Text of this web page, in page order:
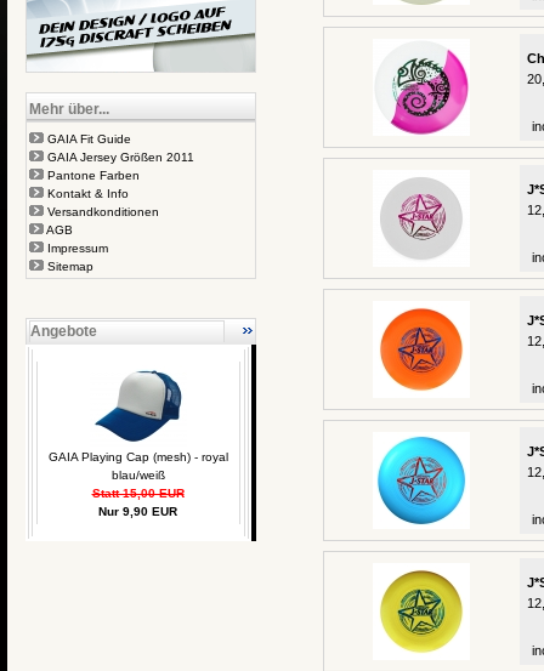
Mehr über...
GAIA Fit Guide
GAIA Jersey Größen 2011
Pantone Farben
Kontakt & Info
Versandkonditionen
AGB
Impressum
Sitemap
Angebote
GAIA Playing Cap (mesh) - royal
blau/weiß
Statt 15,00 EUR
Nur 9,90 EUR